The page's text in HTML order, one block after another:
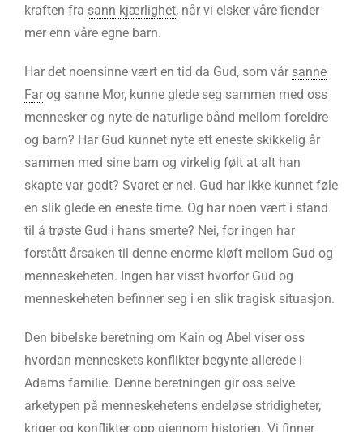
kraften fra sann kjærlighet, når vi elsker våre fiender
mer enn våre egne barn.
Har det noensinne vært en tid da Gud, som vår sanne
Farog sanne Mor, kunne glede seg sammen med oss
mennesker og nyte de naturlige bånd mellom foreldre
og barn? Har Gud kunnet nyte ett eneste skikkelig år
sammen med sine barn og virkelig følt at alt han
skapte var godt? Svaret er nei. Gud har ikke kunnet føle
en slik glede en eneste time. Og har noen vært i stand
til å trøste Gud i hans smerte? Nei, for ingen har
forstått årsaken til denne enorme kløft mellom Gud og
menneskeheten. Ingen har visst hvorfor Gud og
menneskeheten befinner seg i en slik tragisk situasjon.
Den bibelske beretning om Kain og Abel viser oss
hvordan menneskets konflikter begynte allerede i
Adams familie. Denne beretningen gir oss selve
arketypen på menneskehetens endeløse stridigheter,
kriger og konflikter opp gjennom historien. Vi finner